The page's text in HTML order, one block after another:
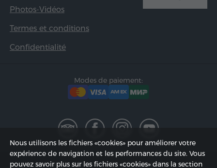
Photos-Vidéos
Termes et conditions
Confidentialité
Modes de paiement:
2002 - 2026, © «Hyur Service» SARL;
Nous utilisons les fichiers «cookies» pour améliorer votre
expérience de navigation et les performances du site. Vous
pouvez savoir plus sur les fichiers «cookies» dans la section